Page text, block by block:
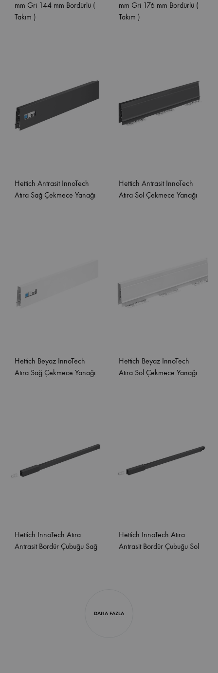
mm Gri 144 mm Bordürlü (
Takım )
mm Gri 176 mm Bordürlü (
Takım )
Hettich Antrasit InnoTech
Atıra Sağ Çekmece Yanağı
Hettich Antrasit InnoTech
Atıra Sol Çekmece Yanağı
Hettich Beyaz InnoTech
Atıra Sağ Çekmece Yanağı
Hettich Beyaz InnoTech
Atıra Sol Çekmece Yanağı
Hettich InnoTech Atıra
Antrasit Bordür Çubuğu Sağ
Hettich InnoTech Atıra
Antrasit Bordür Çubuğu Sol
DAHA FAZLA